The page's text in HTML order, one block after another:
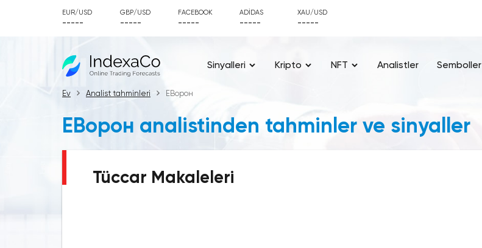
EUR/USD
-----
GBP/USD
-----
FACEBOOK
-----
ADIDAS
-----
XAU/USD
-----
Sinyalleri Kripto NFT Analistler Semboller
Ev Analist tahminleri ЕВорон
ЕВорон analistinden tahminler ve sinyaller
Tüccar Makaleleri